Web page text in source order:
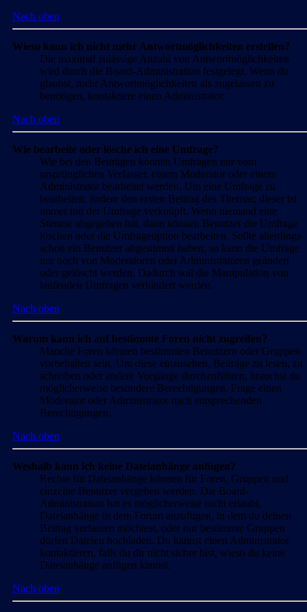
Nach oben
Wieso kann ich nicht mehr Antwortmöglichkeiten erstellen?
Die maximal zulässige Anzahl von Antwortmöglichkeiten
wird durch die Board-Administration festgelegt. Wenn du
glaubst, mehr Antwortmöglichkeiten als zugelassen zu
benötigen, kontaktiere einen Administrator.
Nach oben
Wie bearbeite oder lösche ich eine Umfrage?
Wie bei den Beiträgen können Umfragen nur vom
ursprünglichen Verfasser, einem Moderator oder einem
Administrator bearbeitet werden. Um eine Umfrage zu
bearbeiten, ändere den ersten Beitrag des Themas; dieser ist
immer mit der Umfrage verknüpft. Wenn niemand eine
Stimme abgegeben hat, dann können Benutzer die Umfrage
löschen oder die Umfrageoption bearbeiten. Sollte allerdings
schon ein Benutzer abgestimmt haben, so kann die Umfrage
nur noch von Moderatoren oder Administratoren geändert
oder gelöscht werden. Dadurch soll die Manipulation von
laufenden Umfragen verhindert werden.
Nach oben
Warum kann ich auf bestimmte Foren nicht zugreifen?
Manche Foren können bestimmten Benutzern oder Gruppen
vorbehalten sein. Um diese einzusehen, Beiträge zu lesen, zu
schreiben oder andere Vorgänge durchzuführen, brauchst du
möglicherweise besondere Berechtigungen. Frage einen
Moderator oder Administrator nach entsprechenden
Berechtigungen.
Nach oben
Weshalb kann ich keine Dateianhänge anfügen?
Rechte für Dateianhänge können für Foren, Gruppen und
einzelne Benutzer vergeben werden. Die Board-
Administration hat es möglicherweise nicht erlaubt,
Dateianhänge in dem Forum anzufügen, in dem du deinen
Beitrag verfassen möchtest, oder nur bestimmte Gruppen
dürfen Dateien hochladen. Du kannst einen Administrator
kontaktieren, falls du dir nicht sicher bist, wieso du keine
Dateianhänge anfügen kannst.
Nach oben